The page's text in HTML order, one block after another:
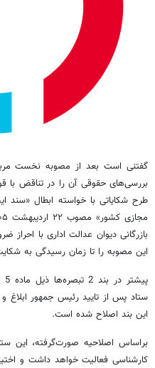
گفتنی است بعد از مصوبه نخست
بررسی‌های حقوقی آن را در تناقض با
طرح شکایاتی با خواسته ابطال «سند
بازرگانی دیوان عدالت اداری با
این مصوبه را تا زمان رسیدگی به
ستاد پس از تایید رئیس جمهور ابلاغ
این بند اصلاح شده است.
براساس اصلاحیه صورت‌گرفته، این
کارشناسی فعالیت خواهد داشت و